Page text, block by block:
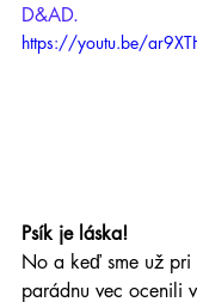
D&AD.
https://youtu.be/
Psík je láska!
No a keď sme už
parádnu vec ocenili